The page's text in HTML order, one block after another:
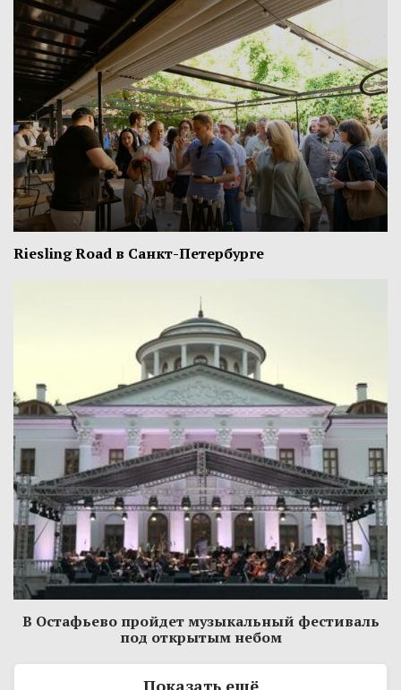
Riesling Road в Санкт-Петербурге
В Остафьево пройдет музыкальный фестиваль
под открытым небом